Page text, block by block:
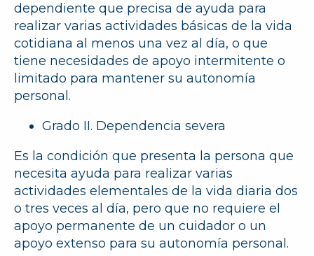
dependiente que precisa de ayuda para
realizar varias actividades básicas de la vida
cotidiana al menos una vez al día, o que
tiene necesidades de apoyo intermitente o
limitado para mantener su autonomía
personal.
Grado II. Dependencia severa
Es la condición que presenta la persona que
necesita ayuda para realizar varias
actividades elementales de la vida diaria dos
o tres veces al día, pero que no requiere el
apoyo permanente de un cuidador o un
apoyo extenso para su autonomía personal.